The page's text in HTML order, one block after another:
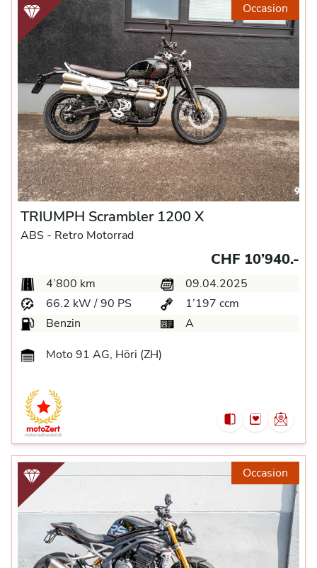
Occasion
TRIUMPH Scrambler 1200 X
ABS - Retro Motorrad
CHF 10’940.-
4’800 km
09.04.2025
66.2 kW / 90 PS
1’197 ccm
Benzin
A
Moto 91 AG, Höri (ZH)
Occasion